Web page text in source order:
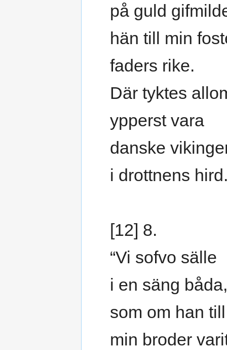
på guld
hän till min
faders rike.
Där tyktes
ypperst vara
danske
i drottnens
[12] 8.
“Vi sofvo sälle
i en säng båda,
som om han
min broder